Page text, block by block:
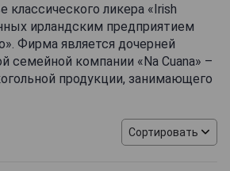
классического ликера «Irish
ирландским предприятием
Фирма является дочерней
семейной компании «Na Cuana» –
продукции, занимающего
на рынке Ирландии. Напитки
производиться в 1994 году
ценителей по всему миру. В
кроме ликеров,
Сортировать